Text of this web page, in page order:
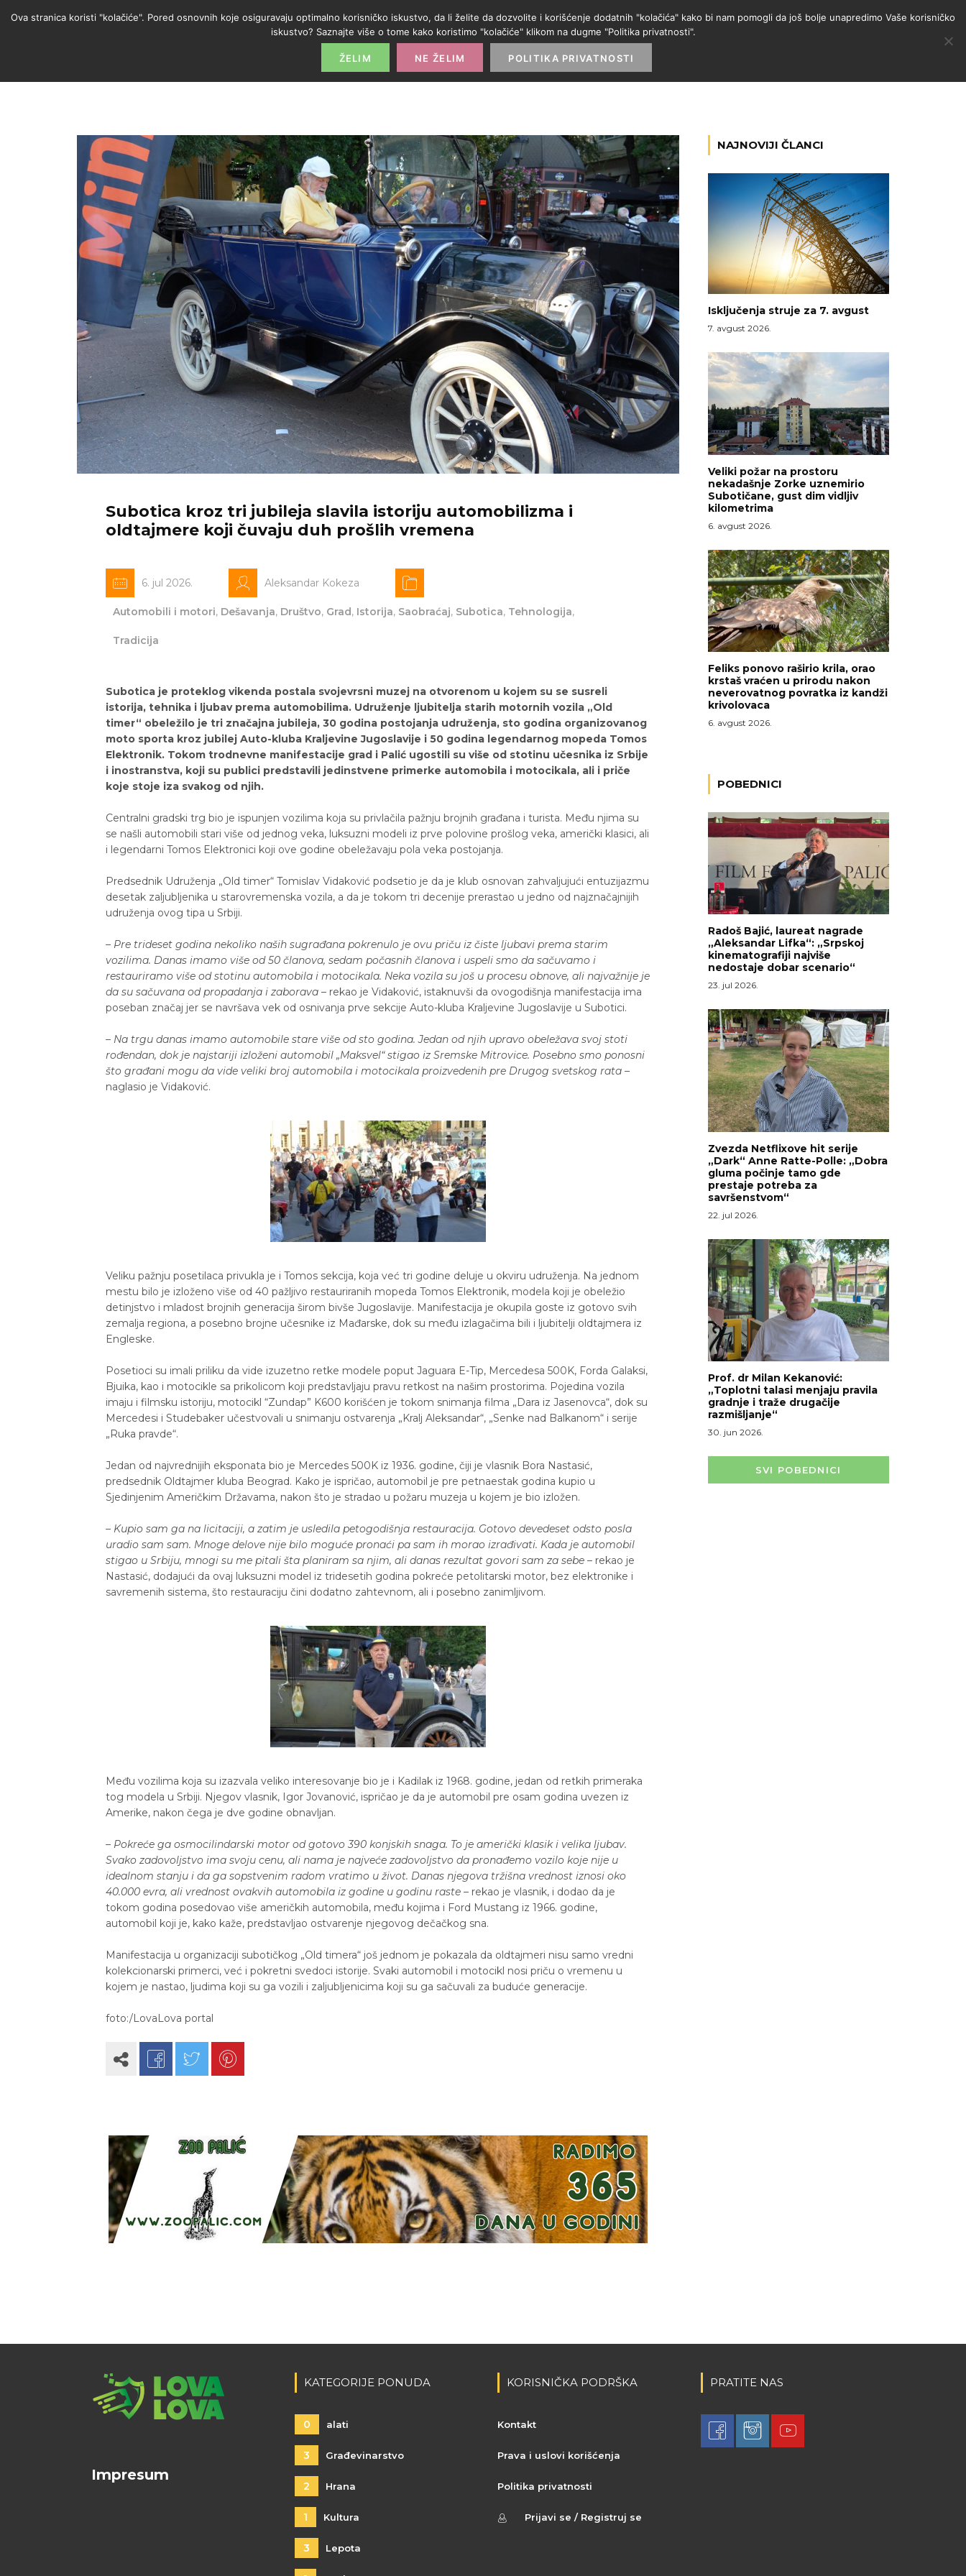
POČETNA PROMO IZLOG PARTNERI KATEGORIJE
Subotica kroz tri jubileja slavila istoriju automobilizma i
oldtajmere koji čuvaju duh prošlih vremena
6. jul 2026. Aleksandar Kokeza
Automobili i motori, Dešavanja, Društvo, Grad, Istorija, Saobraćaj, Subotica, Tehnologija,
Tradicija
Subotica je proteklog vikenda postala svojevrsni muzej na otvorenom u kojem su se susreli
istorija, tehnika i ljubav prema automobilima. Udruženje ljubitelja starih motornih vozila „Old
timer“ obeležilo je tri značajna jubileja, 30 godina postojanja udruženja, sto godina organizovanog
moto sporta kroz jubilej Auto-kluba Kraljevine Jugoslavije i 50 godina legendarnog mopeda Tomos
Elektronik. Tokom trodnevne manifestacije grad i Palić ugostili su više od stotinu učesnika iz Srbije
i inostranstva, koji su publici predstavili jedinstvene primerke automobila i motocikala, ali i priče
koje stoje iza svakog od njih.
Centralni gradski trg bio je ispunjen vozilima koja su privlačila pažnju brojnih građana i turista. Među njima su
se našli automobili stari više od jednog veka, luksuzni modeli iz prve polovine prošlog veka, američki klasici, ali
i legendarni Tomos Elektronici koji ove godine obeležavaju pola veka postojanja.
Predsednik Udruženja „Old timer“ Tomislav Vidaković podsetio je da je klub osnovan zahvaljujući entuzijazmu
desetak zaljubljenika u starovremenska vozila, a da je tokom tri decenije prerastao u jedno od najznačajnijih
udruženja ovog tipa u Srbiji.
– Pre trideset godina nekoliko naših sugrađana pokrenulo je ovu priču iz čiste ljubavi prema starim
vozilima. Danas imamo više od 50 članova, sedam počasnih članova i uspeli smo da sačuvamo i
restauriramo više od stotinu automobila i motocikala. Neka vozila su još u procesu obnove, ali najvažnije je
da su sačuvana od propadanja i zaborava – rekao je Vidaković, istaknuvši da ovogodišnja manifestacija ima
poseban značaj jer se navršava vek od osnivanja prve sekcije Auto-kluba Kraljevine Jugoslavije u Subotici.
– Na trgu danas imamo automobile stare više od sto godina. Jedan od njih upravo obeležava svoj stoti
rođendan, dok je najstariji izloženi automobil „Maksvel“ stigao iz Sremske Mitrovice. Posebno smo ponosni
što građani mogu da vide veliki broj automobila i motocikala proizvedenih pre Drugog svetskog rata –
naglasio je Vidaković.
Veliku pažnju posetilaca privukla je i Tomos sekcija, koja već tri godine deluje u okviru udruženja. Na jednom
mestu bilo je izloženo više od 40 pažljivo restauriranih mopeda Tomos Elektronik, modela koji je obeležio
detinjstvo i mladost brojnih generacija širom bivše Jugoslavije. Manifestacija je okupila goste iz gotovo svih
zemalja regiona, a posebno brojne učesnike iz Mađarske, dok su među izlagačima bili i ljubitelji oldtajmera iz
Engleske.
Posetioci su imali priliku da vide izuzetno retke modele poput Jaguara E-Tip, Mercedesa 500K, Forda Galaksi,
Bjuika, kao i motocikle sa prikolicom koji predstavljaju pravu retkost na našim prostorima. Pojedina vozila
imaju i filmsku istoriju, motocikl “Zundap” K600 korišćen je tokom snimanja filma „Dara iz Jasenovca“, dok su
Mercedesi i Studebaker učestvovali u snimanju ostvarenja „Kralj Aleksandar“, „Senke nad Balkanom“ i serije
„Ruka pravde“.
Jedan od najvrednijih eksponata bio je Mercedes 500K iz 1936. godine, čiji je vlasnik Bora Nastasić,
predsednik Oldtajmer kluba Beograd. Kako je ispričao, automobil je pre petnaestak godina kupio u
Sjedinjenim Američkim Državama, nakon što je stradao u požaru muzeja u kojem je bio izložen.
– Kupio sam ga na licitaciji, a zatim je usledila petogodišnja restauracija. Gotovo devedeset odsto posla
uradio sam sam. Mnoge delove nije bilo moguće pronaći pa sam ih morao izrađivati. Kada je automobil
stigao u Srbiju, mnogi su me pitali šta planiram sa njim, ali danas rezultat govori sam za sebe – rekao je
Nastasić, dodajući da ovaj luksuzni model iz tridesetih godina pokreće petolitarski motor, bez elektronike i
savremenih sistema, što restauraciju čini dodatno zahtevnom, ali i posebno zanimljivom.
Među vozilima koja su izazvala veliko interesovanje bio je i Kadilak iz 1968. godine, jedan od retkih primeraka
tog modela u Srbiji. Njegov vlasnik, Igor Jovanović, ispričao je da je automobil pre osam godina uvezen iz
Amerike, nakon čega je dve godine obnavljan.
– Pokreće ga osmocilindarski motor od gotovo 390 konjskih snaga. To je američki klasik i velika ljubav.
Svako zadovoljstvo ima svoju cenu, ali nama je najveće zadovoljstvo da pronađemo vozilo koje nije u
idealnom stanju i da ga sopstvenim radom vratimo u život. Danas njegova tržišna vrednost iznosi oko
40.000 evra, ali vrednost ovakvih automobila iz godine u godinu raste – rekao je vlasnik, i dodao da je
tokom godina posedovao više američkih automobila, među kojima i Ford Mustang iz 1966. godine,
automobil koji je, kako kaže, predstavljao ostvarenje njegovog dečačkog sna.
Manifestacija u organizaciji subotičkog „Old timera“ još jednom je pokazala da oldtajmeri nisu samo vredni
kolekcionarski primerci, već i pokretni svedoci istorije. Svaki automobil i motocikl nosi priču o vremenu u
kojem je nastao, ljudima koji su ga vozili i zaljubljenicima koji su ga sačuvali za buduće generacije.
foto:/LovaLova portal
NAJNOVIJI ČLANCI
Isključenja struje za 7. avgust
7. avgust 2026.
Veliki požar na prostoru
nekadašnje Zorke uznemirio
Subotičane, gust dim vidljiv
kilometrima
6. avgust 2026.
Feliks ponovo raširio krila, orao
krstaš vraćen u prirodu nakon
neverovatnog povratka iz kandži
krivolovaca
6. avgust 2026.
POBEDNICI
Radoš Bajić, laureat nagrade
„Aleksandar Lifka“: „Srpskoj
kinematografiji najviše
nedostaje dobar scenario“
23. jul 2026.
Zvezda Netflixove hit serije
„Dark“ Anne Ratte-Polle: „Dobra
gluma počinje tamo gde
prestaje potreba za
savršenstvom“
22. jul 2026.
Prof. dr Milan Kekanović:
„Toplotni talasi menjaju pravila
gradnje i traže drugačije
razmišljanje“
30. jun 2026.
SVI POBEDNICI
Impresum
KATEGORIJE PONUDA
0 alati
3 Građevinarstvo
2 Hrana
1 Kultura
3 Lepota
KORISNIČKA PODRŠKA
Kontakt
Prava i uslovi korišćenja
Politika privatnosti
Prijavi se / Registruj se
PRATITE NAS
Ova stranica koristi "kolačiće". Pored osnovnih koje osiguravaju optimalno korisničko iskustvo, da li želite da dozvolite i korišćenje dodatnih "kolačića" kako bi nam pomogli da još bolje unapredimo Vaše korisničko
iskustvo? Saznajte više o tome kako koristimo "kolačiće" klikom na dugme "Politika privatnosti".
ŽELIM NE ŽELIM POLITIKA PRIVATNOSTI